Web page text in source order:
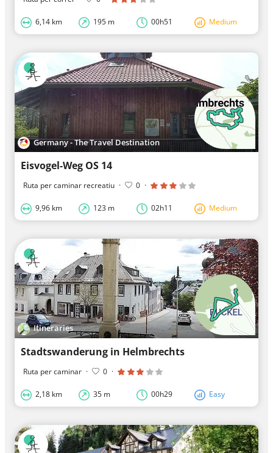
6,14 km 195 m 00h51 Medium
Germany - The Travel Destination
Eisvogel-Weg OS 14
Ruta per caminar recreatiu · 0 ·
9,96 km 123 m 02h11 Medium
Itineraries
Stadtswanderung in Helmbrechts
Ruta per caminar · 0 ·
2,18 km 35 m 00h29 Easy